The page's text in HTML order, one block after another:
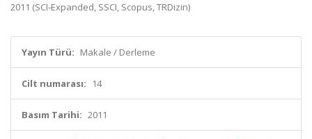
2011 (SCI-Expanded, SSCI, Scopus, TRDizin)
Yayın Türü: Makale / Derleme
Cilt numarası: 14
Basım Tarihi: 2011